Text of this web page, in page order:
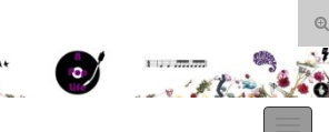
for: